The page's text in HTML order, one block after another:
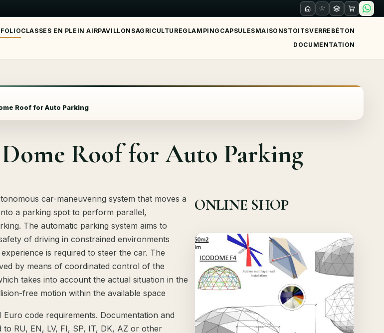
CLASSES EN PLEIN AIRPAVILLONSAGRICULTUREGLAMPING CAPSULESMAISONSTOITSVERRE BÉTON
DOCUMENTATION
Roof for Auto Parking
Roof for Auto Parking
car-maneuvering system that moves a
a parking spot to perform parallel,
The automatic parking system aims to
of driving in constrained environments
is required to steer the car. The
by means of coordinated control of the
takes into account the actual situation in the
free motion within the available space
Euro code requirements. Documentation and
RU, EN, LV, FI, SP, IT, DK, AZ or other
ONLINE SHOP
Details
Offer!
Quick View